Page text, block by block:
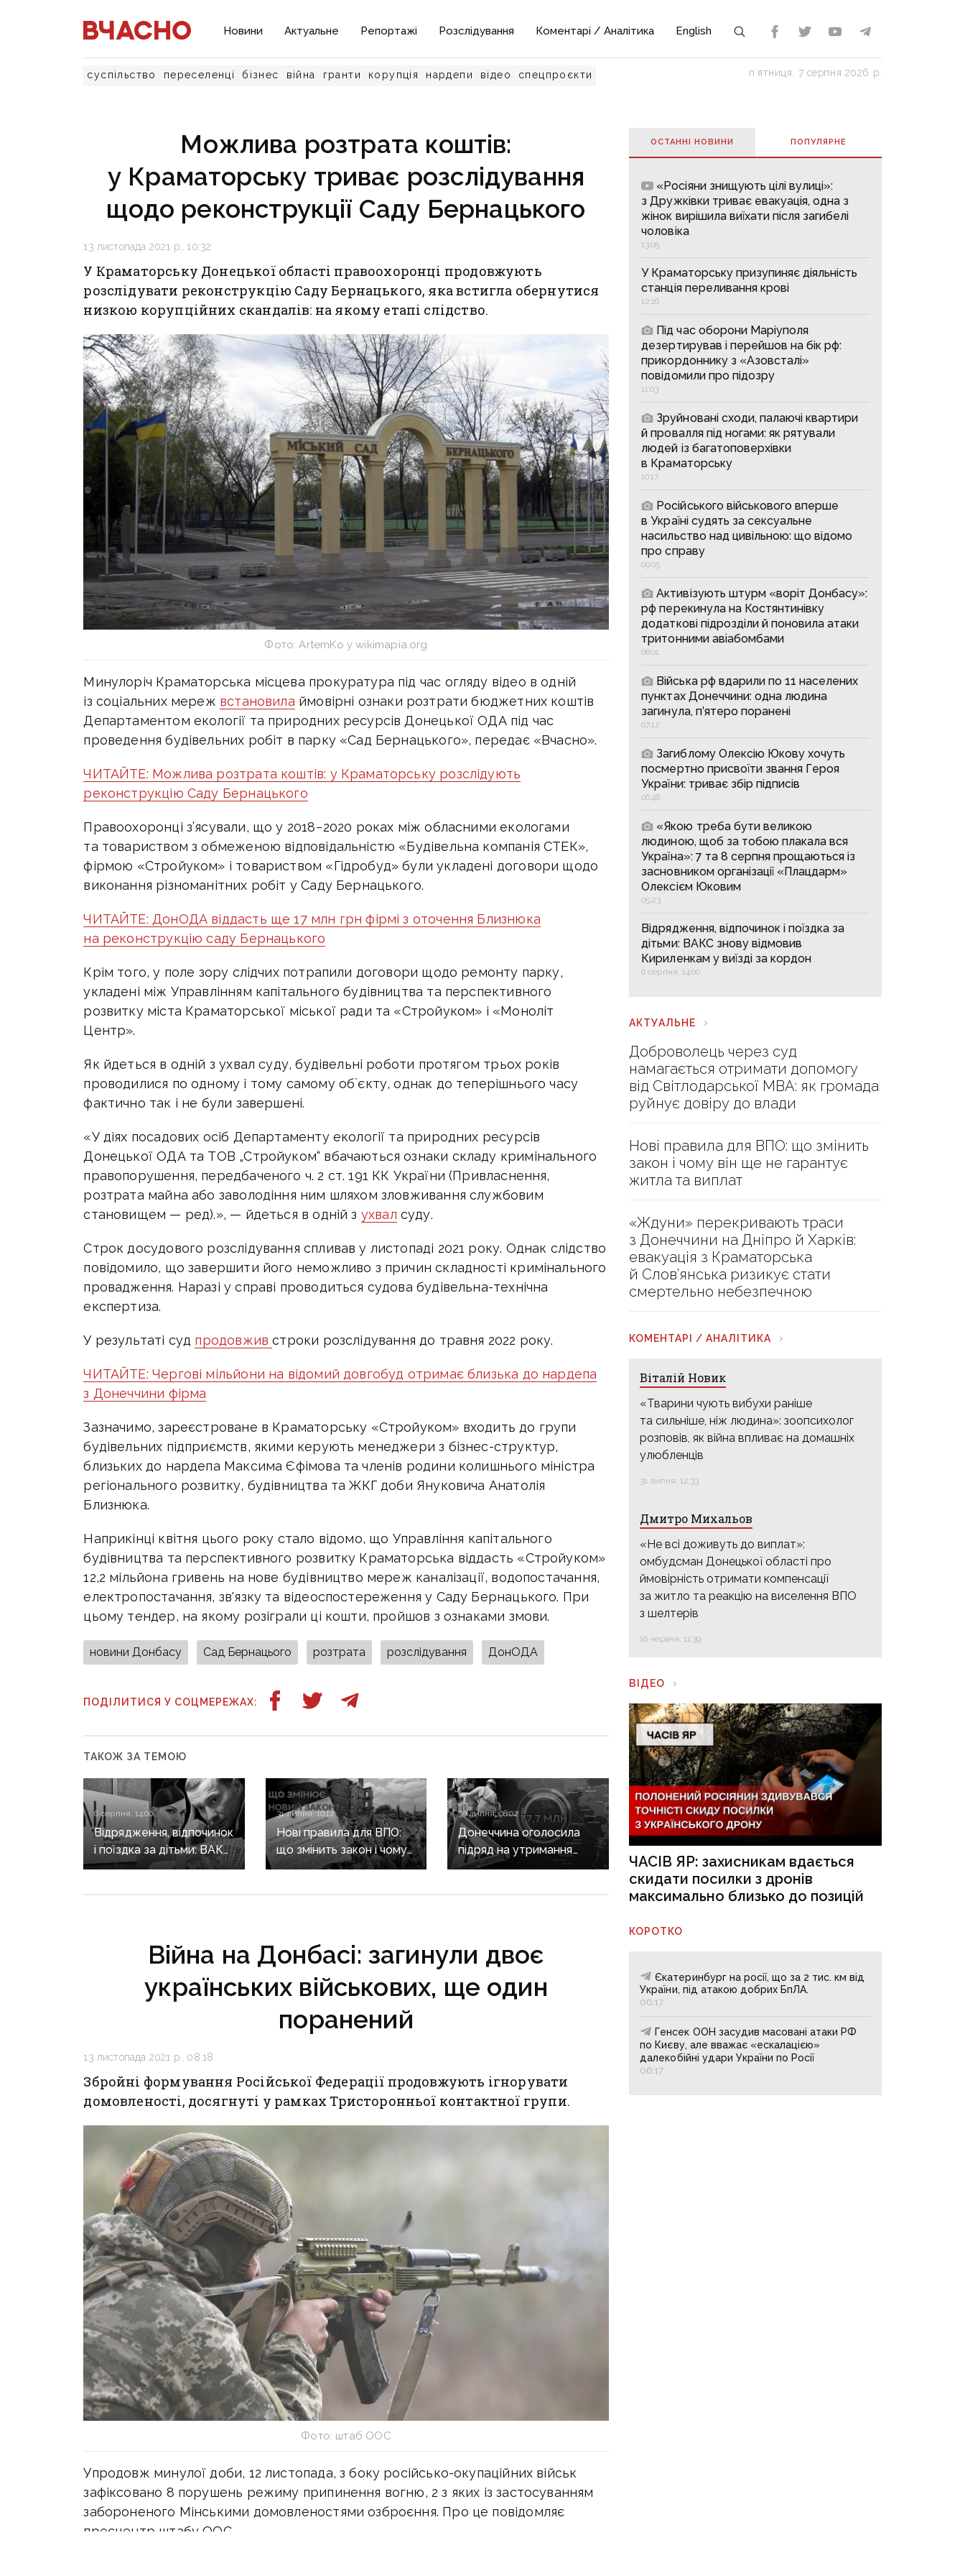
Новини Актуальне Репортажі Розслідування Коментарі / Аналітика English
суспільство переселенці бізнес війна гранти корупція нардепи відео спецпроєкти пʼятниця, 7 серпня 2026 р.
Можлива розтрата коштів:
у Краматорську триває розслідування
щодо реконструкції Саду Бернацького
13 листопада 2021 р., 10:32
У Краматорську Донецької області правоохоронці продовжують
розслідувати реконструкцію Саду Бернацького, яка встигла обернутися
низкою корупційних скандалів: на якому етапі слідство.
Фото: ArtemKo у wikimapia.org
Минулоріч Краматорська місцева прокуратура під час огляду відео в одній
із соціальних мереж встановила ймовірні ознаки розтрати бюджетних коштів
Департаментом екології та природних ресурсів Донецької ОДА під час
проведення будівельних робіт в парку «Сад Бернацького», передає «Вчасно».
ЧИТАЙТЕ: Можлива розтрата коштів: у Краматорську розслідують
реконструкцію Саду Бернацького
Правоохоронці з’ясували, що у 2018−2020 роках між обласними екологами
та товариством з обмеженою відповідальністю «Будівельна компанія СТЕК»,
фірмою «Стройуком» і товариством «Гідробуд» були укладені договори щодо
виконання різноманітних робіт у Саду Бернацького.
ЧИТАЙТЕ: ДонОДА віддасть ще 17 млн грн фірмі з оточення Близнюка
на реконструкцію саду Бернацького
Крім того, у поле зору слідчих потрапили договори щодо ремонту парку,
укладені між Управлінням капітального будівництва та перспективного
розвитку міста Краматорської міської ради та «Стройуком» і «Моноліт
Центр».
Як йдеться в одній з ухвал суду, будівельні роботи протягом трьох років
проводилися по одному і тому самому об`єкту, однак до теперішнього часу
фактично так і не були завершені.
«У діях посадових осіб Департаменту екології та природних ресурсів
Донецької ОДА та ТОВ „Стройуком“ вбачаються ознаки складу кримінального
правопорушення, передбаченого ч. 2 ст. 191 КК України (Привласнення,
розтрата майна або заволодіння ним шляхом зловживання службовим
становищем — ред).», — йдеться в одній з ухвал суду.
Строк досудового розслідування спливав у листопаді 2021 року. Однак слідство
повідомило, що завершити його неможливо з причин складності кримінального
провадження. Наразі у справі проводиться судова будівельна-технічна
експертиза.
У результаті суд продовживстроки розслідування до травня 2022 року.
ЧИТАЙТЕ: Чергові мільйони на відомий довгобуд отримає близька до нардепа
з Донеччини фірма
Зазначимо, зареєстроване в Краматорську «Стройуком» входить до групи
будівельних підприємств, якими керують менеджери з бізнес-структур,
близьких до нардепа Максима Єфімова та членів родини колишнього міністра
регіонального розвитку, будівництва та ЖКГ доби Януковича Анатолія
Близнюка.
Наприкінці квітня цього року стало відомо, що Управління капітального
будівництва та перспективного розвитку Краматорська віддасть «Стройуком»
12,2 мільйона гривень на нове будівництво мереж каналізації, водопостачання,
електропостачання, зв'язку та відеоспостереження у Саду Бернацького. При
цьому тендер, на якому розіграли ці кошти, пройшов з ознаками змови.
новини Донбасу Сад Бернацього розтрата розслідування ДонОДА
ПОДІЛИТИСЯ У СОЦМЕРЕЖАХ:
ТАКОЖ ЗА ТЕМОЮ
6 серпня, 14:00
Відрядження, відпочинок
і поїздка за дітьми: ВАКС
знову відмовив
31 липня, 10:12
Нові правила для ВПО:
що змінить закон і чому
він ще не гарантує
30 липня, 08:02
Донеччина оголосила
підряд на утримання
дороги
Війна на Донбасі: загинули двоє
українських військових, ще один
поранений
13 листопада 2021 р., 08:18
Збройні формування Російської Федерації продовжують ігнорувати
домовленості, досягнуті у рамках Тристоронньої контактної групи.
Фото: штаб ООС
Упродовж минулої доби, 12 листопада, з боку російсько-окупаційних військ
зафіксовано 8 порушень режиму припинення вогню, 2 з яких із застосуванням
забороненого Мінськими домовленостями озброєння. Про це повідомляє
пресцентр штабу ООС.
ОСТАННІ НОВИНИ ПОПУЛЯРНE
«Росіяни знищують цілі вулиці»:
з Дружківки триває евакуація, одна з
жінок вирішила виїхати після загибелі
чоловіка
13:05
У Краматорську призупиняє діяльність
станція переливання крові
12:16
Під час оборони Маріуполя
дезертирував і перейшов на бік рф:
прикордоннику з «Азовсталі»
повідомили про підозру
11:03
Зруйновані сходи, палаючі квартири
й провалля під ногами: як рятували
людей із багатоповерхівки
в Краматорську
10:17
Російського військового вперше
в Україні судять за сексуальне
насильство над цивільною: що відомо
про справу
09:05
Активізують штурм «воріт Донбасу»:
рф перекинула на Костянтинівку
додаткові підрозділи й поновила атаки
тритонними авіабомбами
08:01
Війська рф вдарили по 11 населених
пунктах Донеччини: одна людина
загинула, п’ятеро поранені
07:12
Загиблому Олексію Юкову хочуть
посмертно присвоїти звання Героя
України: триває збір підписів
06:48
«Якою треба бути великою
людиною, щоб за тобою плакала вся
Україна»: 7 та 8 серпня прощаються із
засновником організації «Плацдарм»
Олексієм Юковим
05:23
Відрядження, відпочинок і поїздка за
дітьми: ВАКС знову відмовив
Кириленкам у виїзді за кордон
6 серпня, 14:00
АКТУАЛЬНЕ
Доброволець через суд
намагається отримати допомогу
від Світлодарської МВА: як громада
руйнує довіру до влади
Нові правила для ВПО: що змінить
закон і чому він ще не гарантує
житла та виплат
«Ждуни» перекривають траси
з Донеччини на Дніпро й Харків:
евакуація з Краматорська
й Слов’янська ризикує стати
смертельно небезпечною
КОМЕНТАРІ / АНАЛІТИКА
Віталій Новик
«Тварини чують вибухи раніше
та сильніше, ніж людина»: зоопсихолог
розповів, як війна впливає на домашніх
улюбленців
31 липня, 12:33
Дмитро Михальов
«Не всі доживуть до виплат»:
омбудсман Донецької області про
ймовірність отримати компенсації
за житло та реакцію на виселення ВПО
з шелтерів
16 червня, 11:39
ВІДЕО
ЧАСІВ ЯР: захисникам вдається
скидати посилки з дронів
максимально близько до позицій
КОРОТКО
Єкатеринбург на росії, що за 2 тис. км від
України, під атакою добрих БпЛА.
06:17
Генсек ООН засудив масовані атаки РФ
по Києву, але вважає «ескалацією»
далекобійні удари України по Росії
06:17